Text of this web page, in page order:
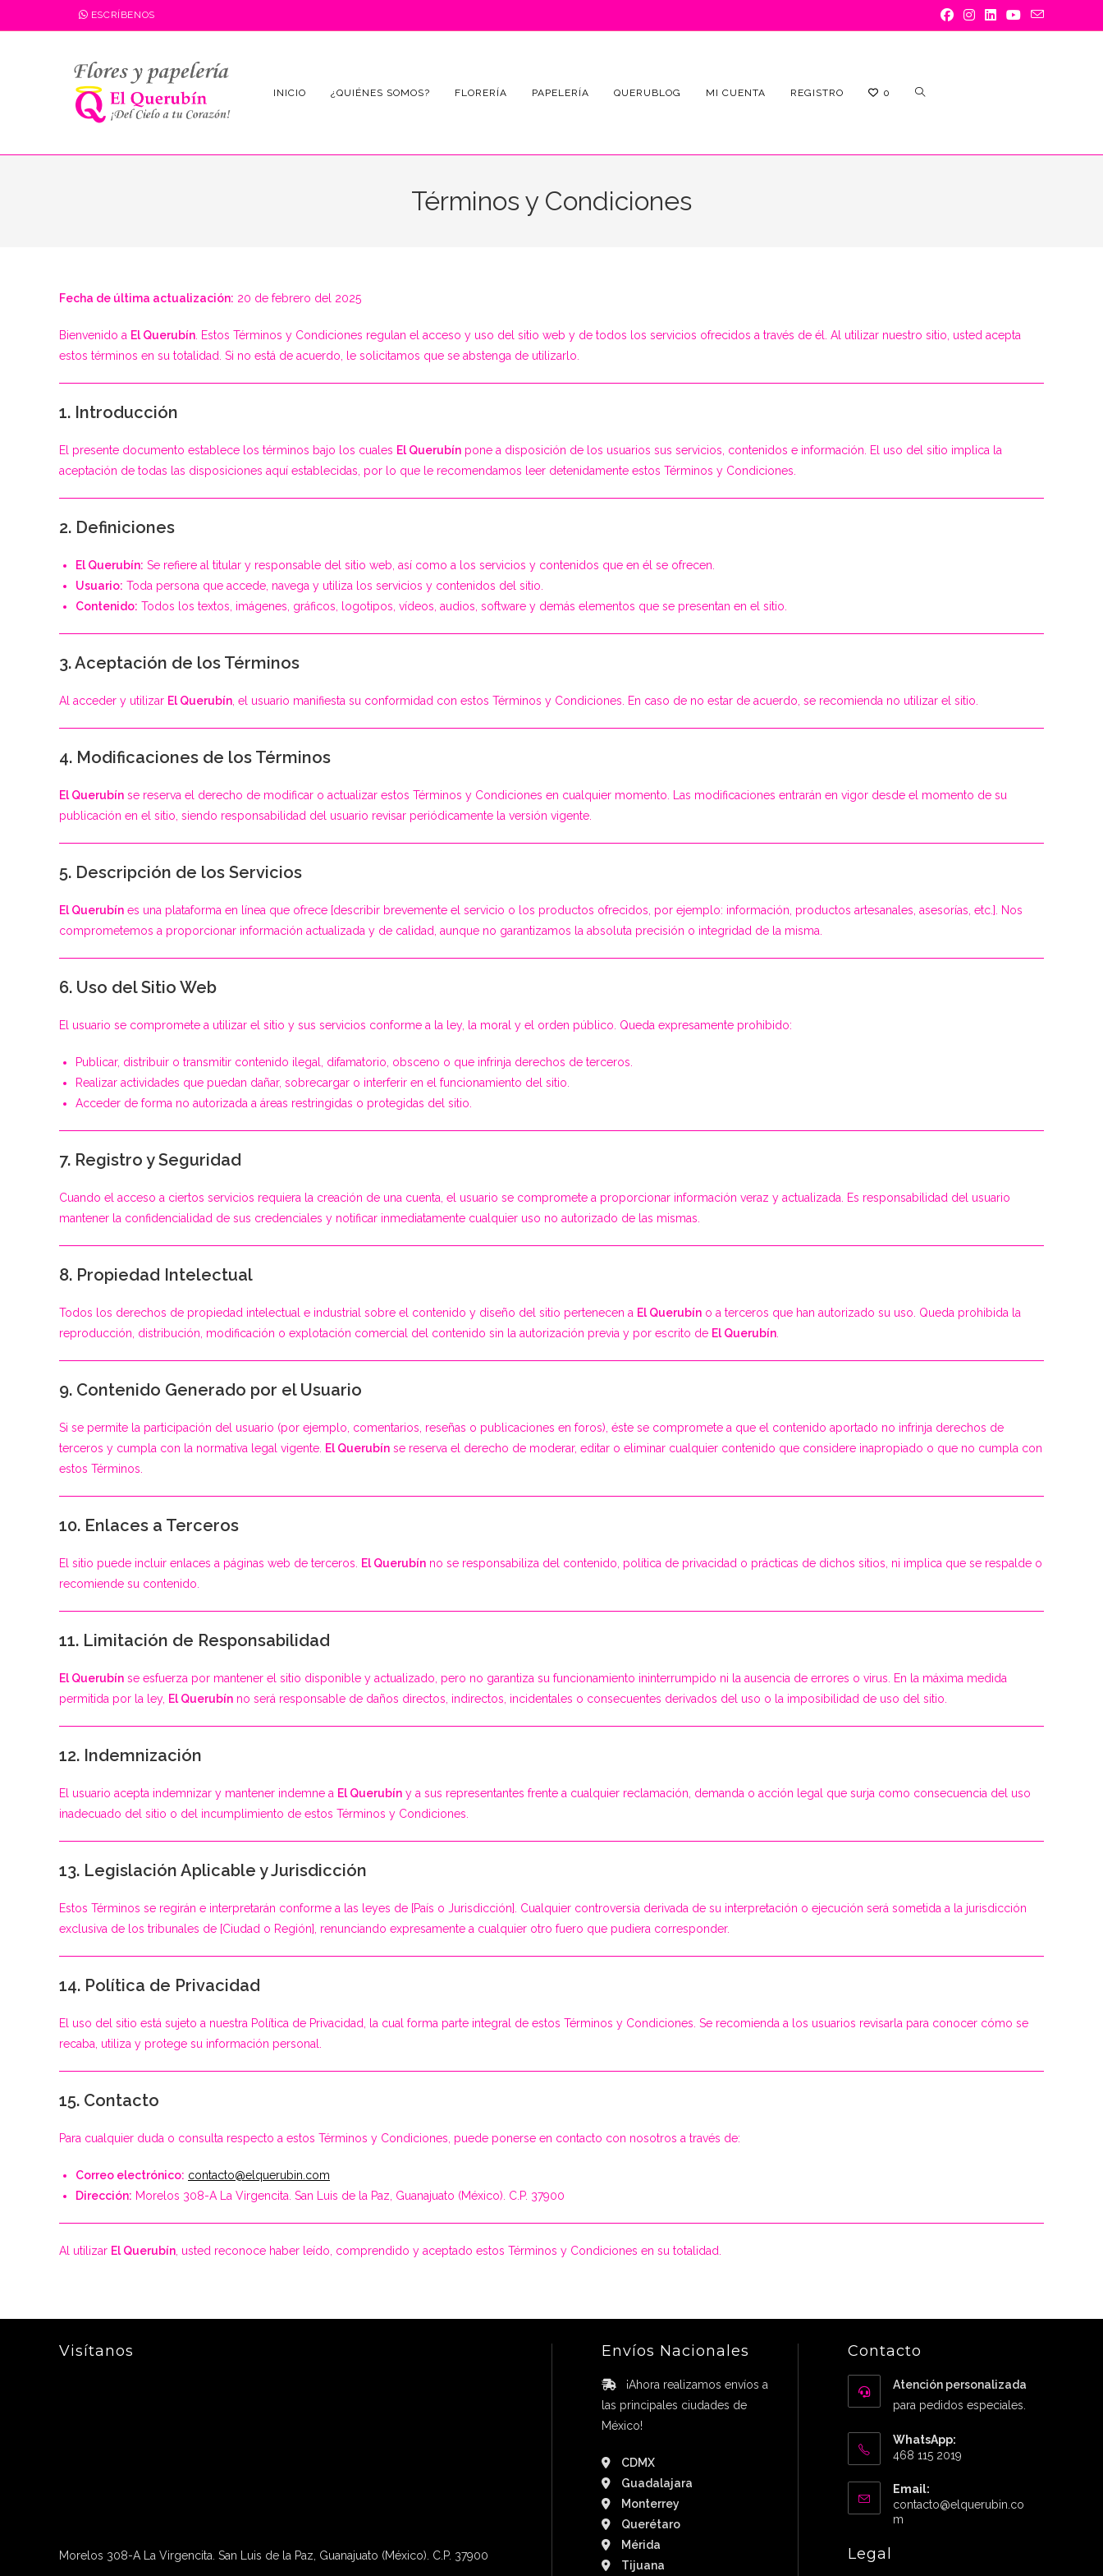
al
ESCRÍBENOS
INICIO ¿QUIÉNES SOMOS? FLORERÍA PAPELERÍA QUERUBLOG MI CUENTA REGISTRO 0 ALTERNAR
DE
Términos y Condiciones
Fecha de última actualización: 20 de febrero del 2025
Bienvenido a El Querubín . Estos Términos y Condiciones regulan el acceso y uso del sitio web y de todos los servicios ofrecidos a través de él. Al utilizar nuestro sitio, usted acepta
estos términos en su totalidad. Si no está de acuerdo, le solicitamos que se abstenga de utilizarlo.
1. Introducción
El presente documento establece los términos bajo los cuales El Querubín pone a disposición de los usuarios sus servicios, contenidos e información. El uso del sitio implica la
aceptación de todas las disposiciones aquí establecidas, por lo que le recomendamos leer detenidamente estos Términos y Condiciones.
2. Definiciones
El Querubín: Se refiere al titular y responsable del sitio web, así como a los servicios y contenidos que en él se ofrecen.
Usuario: Toda persona que accede, navega y utiliza los servicios y contenidos del sitio.
Contenido: Todos los textos, imágenes, gráficos, logotipos, vídeos, audios, software y demás elementos que se presentan en el sitio.
3. Aceptación de los Términos
Al acceder y utilizar El Querubín , el usuario manifiesta su conformidad con estos Términos y Condiciones. En caso de no estar de acuerdo, se recomienda no utilizar el sitio.
4. Modificaciones de los Términos
El Querubín se reserva el derecho de modificar o actualizar estos Términos y Condiciones en cualquier momento. Las modificaciones entrarán en vigor desde el momento de su
publicación en el sitio, siendo responsabilidad del usuario revisar periódicamente la versión vigente.
5. Descripción de los Servicios
El Querubín es una plataforma en línea que ofrece [describir brevemente el servicio o los productos ofrecidos, por ejemplo: información, productos artesanales, asesorías, etc.]. Nos
comprometemos a proporcionar información actualizada y de calidad, aunque no garantizamos la absoluta precisión o integridad de la misma.
6. Uso del Sitio Web
El usuario se compromete a utilizar el sitio y sus servicios conforme a la ley, la moral y el orden público. Queda expresamente prohibido:
Publicar, distribuir o transmitir contenido ilegal, difamatorio, obsceno o que infrinja derechos de terceros.
Realizar actividades que puedan dañar, sobrecargar o interferir en el funcionamiento del sitio.
Acceder de forma no autorizada a áreas restringidas o protegidas del sitio.
7. Registro y Seguridad
Cuando el acceso a ciertos servicios requiera la creación de una cuenta, el usuario se compromete a proporcionar información veraz y actualizada. Es responsabilidad del usuario
mantener la confidencialidad de sus credenciales y notificar inmediatamente cualquier uso no autorizado de las mismas.
8. Propiedad Intelectual
Todos los derechos de propiedad intelectual e industrial sobre el contenido y diseño del sitio pertenecen a El Querubín o a terceros que han autorizado su uso. Queda prohibida la
reproducción, distribución, modificación o explotación comercial del contenido sin la autorización previa y por escrito de El Querubín
9. Contenido Generado por el Usuario
Si se permite la participación del usuario (por ejemplo, comentarios, reseñas o publicaciones en foros), éste se compromete a que el contenido aportado no infrinja derechos de
terceros y cumpla con la normativa legal vigente. El Querubín se reserva el derecho de moderar, editar o eliminar cualquier contenido que considere inapropiado o que no cumpla con
estos Términos.
10. Enlaces a Terceros
El sitio puede incluir enlaces a páginas web de terceros. El Querubín no se responsabiliza del contenido, política de privacidad o prácticas de dichos sitios, ni implica que se respalde o
recomiende su contenido.
11. Limitación de Responsabilidad
El Querubín se esfuerza por mantener el sitio disponible y actualizado, pero no garantiza su funcionamiento ininterrumpido ni la ausencia de errores o virus. En la máxima medida
permitida por la ley, El Querubín no será responsable de daños directos, indirectos, incidentales o consecuentes derivados del uso o la imposibilidad de uso del sitio.
12. Indemnización
El usuario acepta indemnizar y mantener indemne a El Querubín y a sus representantes frente a cualquier reclamación, demanda o acción legal que surja como consecuencia del uso
inadecuado del sitio o del incumplimiento de estos Términos y Condiciones.
13. Legislación Aplicable y Jurisdicción
Estos Términos se regirán e interpretarán conforme a las leyes de [País o Jurisdicción]. Cualquier controversia derivada de su interpretación o ejecución será sometida a la jurisdicción
exclusiva de los tribunales de [Ciudad o Región], renunciando expresamente a cualquier otro fuero que pudiera corresponder.
14. Política de Privacidad
El uso del sitio está sujeto a nuestra Política de Privacidad, la cual forma parte integral de estos Términos y Condiciones. Se recomienda a los usuarios revisarla para conocer cómo se
recaba, utiliza y protege su información personal.
15. Contacto
Para cualquier duda o consulta respecto a estos Términos y Condiciones, puede ponerse en contacto con nosotros a través de:
Correo electrónico: contacto@elquerubin.com
Dirección: Morelos 308-A La Virgencita. San Luis de la Paz, Guanajuato (México). C.P. 37900
Al utilizar El Querubín , usted reconoce haber leído, comprendido y aceptado estos Términos y Condiciones en su totalidad.
Visítanos
Morelos 308-A La Virgencita. San Luis de la Paz, Guanajuato (México). C.P. 37900
Envíos Nacionales
¡Ahora realizamos envíos a
las principales ciudades de
México!
CDMX
Guadalajara
Monterrey
Querétaro
Mérida
Tijuana
Contacto
Atención personalizada
para pedidos especiales.
WhatsApp:
468 115 2019
Email:
contacto@elquerubin.co
m
Legal